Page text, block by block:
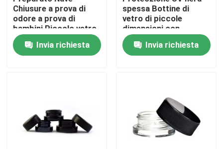
Controllo di qualità
Contattici
Richieda una citazione
Chiusure a prova di
odore a prova di
bambini Piccolo vetro
Concentrato di olio di
fiori Vaso all'ingrosso
Invia richiesta
spessa Bottine di
vetro di piccole
dimensioni con
coperchio 5 ml
Bottine di
concentrato
Invia richiesta